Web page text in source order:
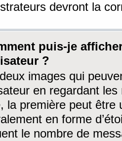
devront la
puis-je
?
images qui
en regardant
la première peut être
en forme
le nombre de